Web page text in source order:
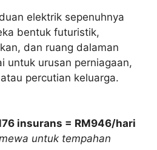
elektrik sepenuhnya
bentuk futuristik,
dan ruang dalaman
untuk urusan perniagaan,
percutian keluarga.
insurans = RM946/hari
untuk tempahan